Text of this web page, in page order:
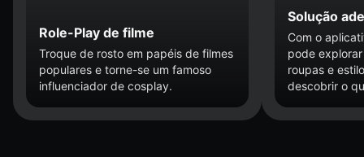
Role-Play de filme
Troque de rosto em papéis de filmes
populares e torne-se um famoso
influenciador de cosplay.
Solução
Com o
pode
roupas e
descobrir o